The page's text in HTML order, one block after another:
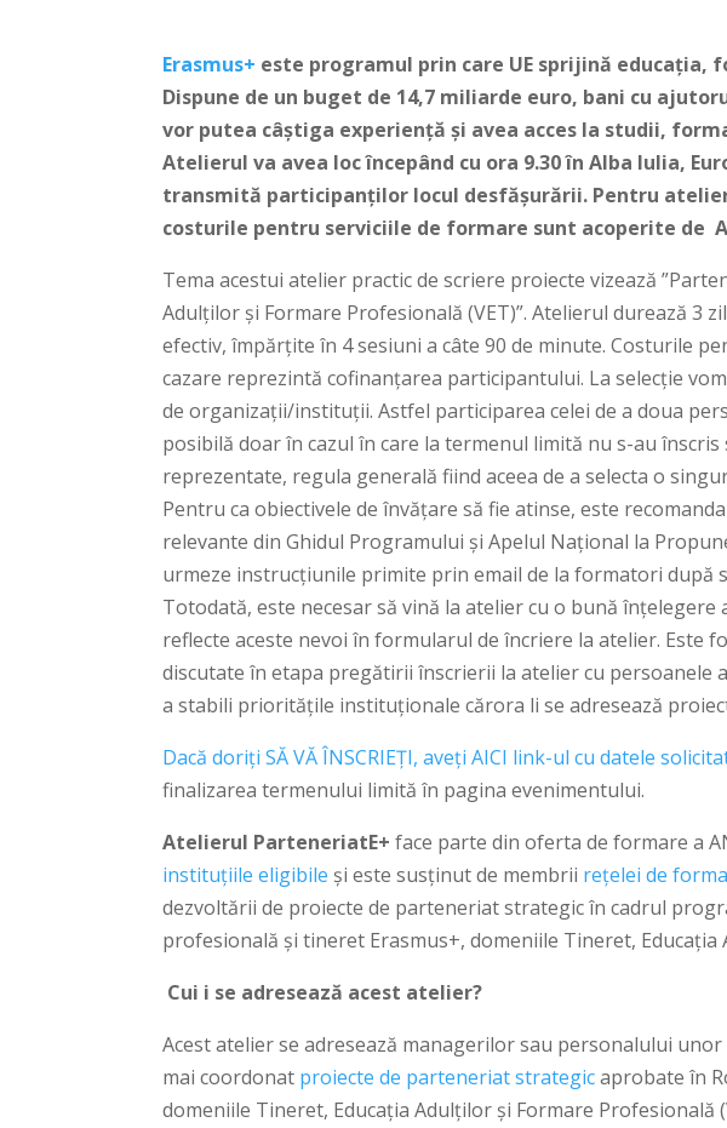
Erasmus+ este programul prin care UE sprijină educația,
Dispune de un buget de 14,7 miliarde euro, bani cu
vor putea câștiga experiență și avea acces la studii,
Atelierul va avea loc începând cu ora 9.30 în Alba Iulia,
transmită participanților locul desfășurării. Pentru
costurile pentru serviciile de formare sunt acoperite de
Tema acestui atelier practic de scriere proiecte vizează
Adulților și Formare Profesională (VET)”. Atelierul durează 3
efectiv, împărțite în 4 sesiuni a câte 90 de minute. Costurile
cazare reprezintă cofinanțarea participantului. La selecție
de organizații/instituții. Astfel participarea celei de a doua
posibilă doar în cazul în care la termenul limită nu s-au
reprezentate, regula generală fiind aceea de a selecta o
Pentru ca obiectivele de învăţare să fie atinse, este
relevante din Ghidul Programului și Apelul Național la
urmeze instrucțiunile primite prin email de la formatori după
Totodată, este necesar să vină la atelier cu o bună
reflecte aceste nevoi în formularul de încriere la atelier. Este
discutate în etapa pregătirii înscrierii la atelier cu
a stabili prioritățile instituționale cărora li se adresează
Dacă doriți SĂ VĂ ÎNSCRIEȚI, aveți AICI link-ul cu datele
finalizarea termenului limită în pagina evenimentului.
Atelierul ParteneriatE+ face parte din oferta de formare a
instituțiile eligibile și este susținut de membrii reţelei de
dezvoltării de proiecte de parteneriat strategic în cadrul
profesională şi tineret Erasmus+, domeniile Tineret, Educația
Cui i se adresează acest atelier?
Acest atelier se adresează managerilor sau personalului
mai coordonat proiecte de parteneriat strategicaprobate în
domeniile Tineret, Educația Adulților și Formare Profesională